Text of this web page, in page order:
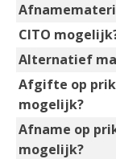
CITO
Alternatief
Afgifte op
mogelijk?
Afname op
mogelijk?